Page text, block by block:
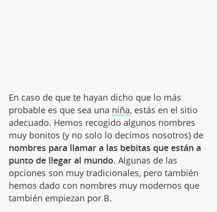
En caso de que te hayan dicho que lo más
probable es que sea una niña, estás en el sitio
adecuado. Hemos recogido algunos nombres
muy bonitos (y no solo lo decimos nosotros) de
nombres para llamar a las bebitas que están a
punto de llegar al mundo. Algunas de las
opciones son muy tradicionales, pero también
hemos dado con nombres muy modernos que
también empiezan por B.